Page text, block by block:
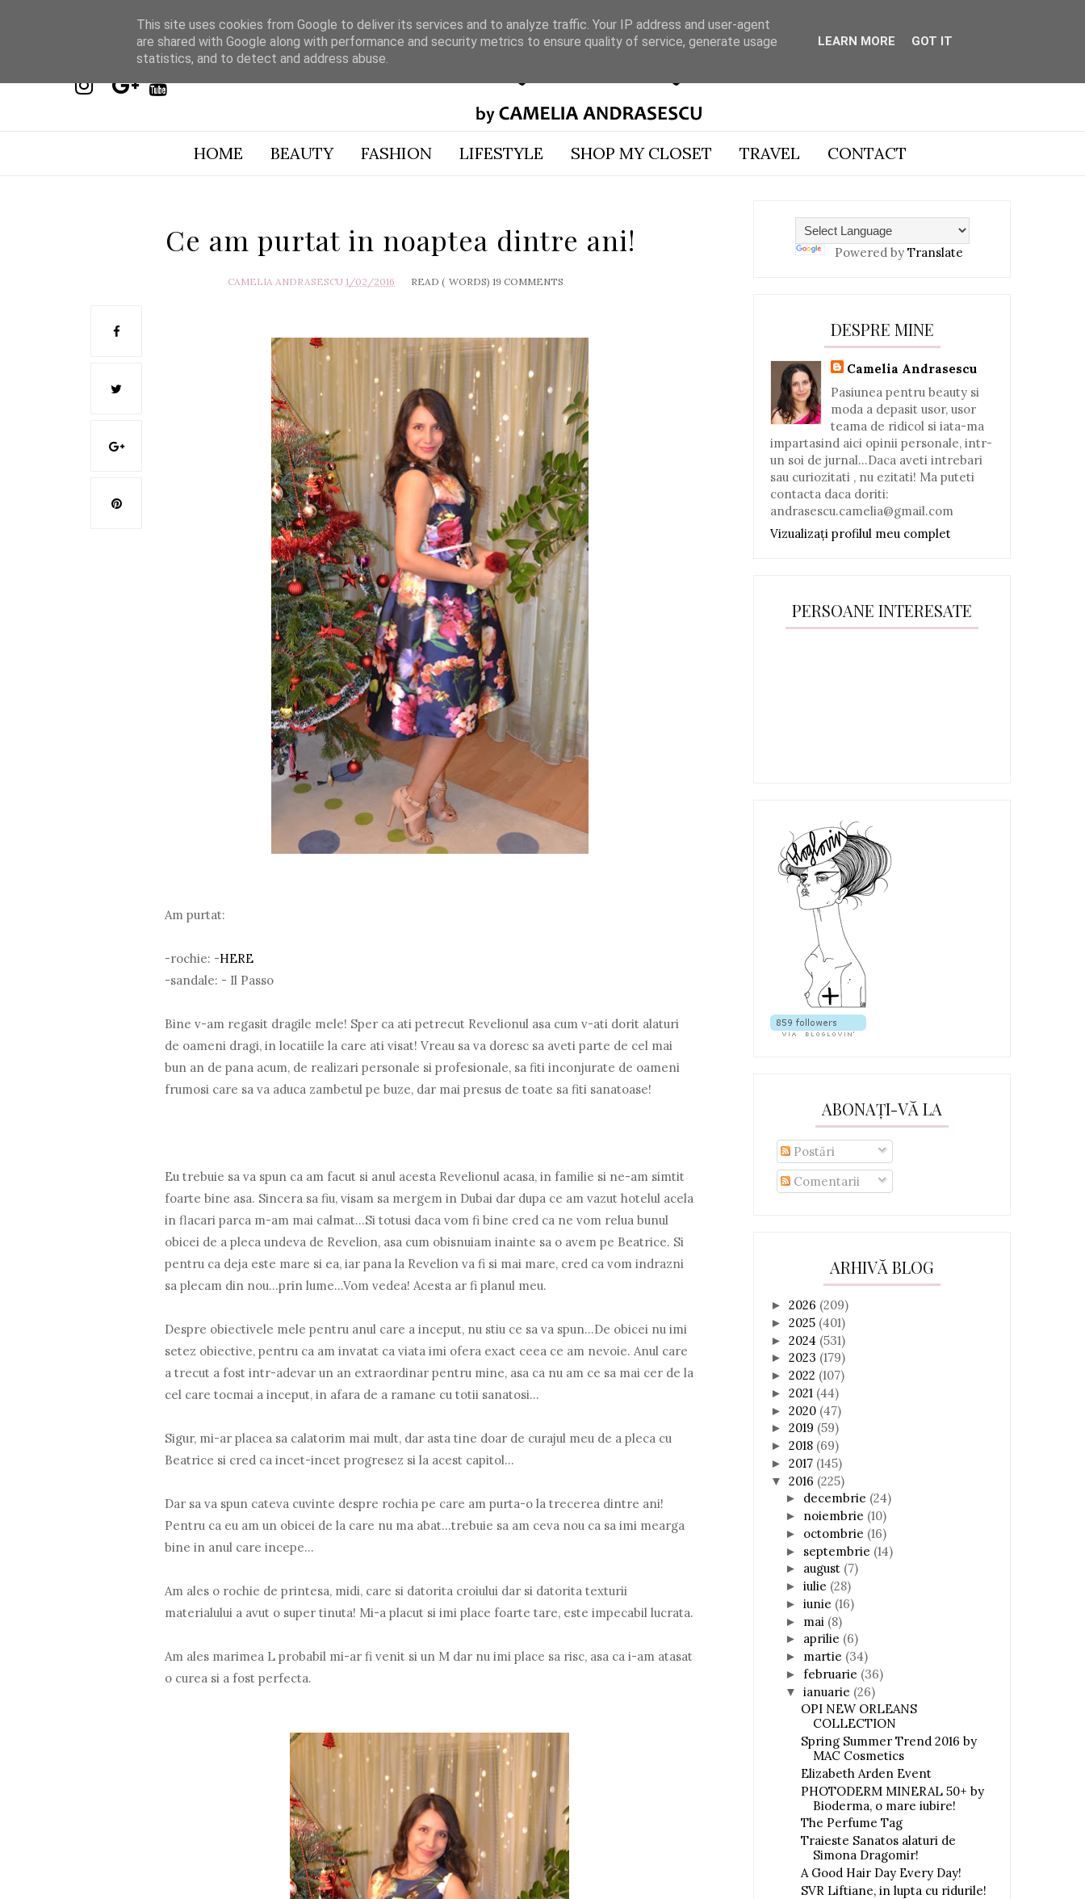
HOME BEAUTY FASHION LIFESTYLE SHOP MY CLOSET TRAVEL CONTACT
Ce am purtat in noaptea dintre ani!
CAMELIA ANDRASESCU 1/02/2016 READ ( WORDS) 19 COMMENTS
Am purtat:
-rochie: -HERE
-sandale: - Il Passo
Bine v-am regasit dragile mele! Sper ca ati petrecut Revelionul asa cum v-ati dorit alaturi
de oameni dragi, in locatiile la care ati visat! Vreau sa va doresc sa aveti parte de cel mai
bun an de pana acum, de realizari personale si profesionale, sa fiti inconjurate de oameni
frumosi care sa va aduca zambetul pe buze, dar mai presus de toate sa fiti sanatoase!
Eu trebuie sa va spun ca am facut si anul acesta Revelionul acasa, in familie si ne-am simtit
foarte bine asa. Sincera sa fiu, visam sa mergem in Dubai dar dupa ce am vazut hotelul acela
in flacari parca m-am mai calmat...Si totusi daca vom fi bine cred ca ne vom relua bunul
obicei de a pleca undeva de Revelion, asa cum obisnuiam inainte sa o avem pe Beatrice. Si
pentru ca deja este mare si ea, iar pana la Revelion va fi si mai mare, cred ca vom indrazni
sa plecam din nou...prin lume...Vom vedea! Acesta ar fi planul meu.
Despre obiectivele mele pentru anul care a inceput, nu stiu ce sa va spun...De obicei nu imi
setez obiective, pentru ca am invatat ca viata imi ofera exact ceea ce am nevoie. Anul care
a trecut a fost intr-adevar un an extraordinar pentru mine, asa ca nu am ce sa mai cer de la
cel care tocmai a inceput, in afara de a ramane cu totii sanatosi...
Sigur, mi-ar placea sa calatorim mai mult, dar asta tine doar de curajul meu de a pleca cu
Beatrice si cred ca incet-incet progresez si la acest capitol...
Dar sa va spun cateva cuvinte despre rochia pe care am purta-o la trecerea dintre ani!
Pentru ca eu am un obicei de la care nu ma abat...trebuie sa am ceva nou ca sa imi mearga
bine in anul care incepe...
Am ales o rochie de printesa, midi, care si datorita croiului dar si datorita texturii
materialului a avut o super tinuta! Mi-a placut si imi place foarte tare, este impecabil lucrata.
Am ales marimea L probabil mi-ar fi venit si un M dar nu imi place sa risc, asa ca i-am atasat
o curea si a fost perfecta.
Powered by Translate
DESPRE MINE
Camelia Andrasescu
Pasiunea pentru beauty si
moda a depasit usor, usor
teama de ridicol si iata-ma
impartasind aici opinii personale, intr-
un soi de jurnal...Daca aveti intrebari
sau curiozitati , nu ezitati! Ma puteti
contacta daca doriti:
andrasescu.camelia@gmail.com
Vizualizați profilul meu complet
PERSOANE INTERESATE
ABONAȚI-VĂ LA
Postări
Comentarii
ARHIVĂ BLOG
► 2026 (209)
► 2025 (401)
► 2024 (531)
► 2023 (179)
► 2022 (107)
► 2021 (44)
► 2020 (47)
► 2019 (59)
► 2018 (69)
► 2017 (145)
▼ 2016 (225)
► decembrie (24)
► noiembrie (10)
► octombrie (16)
► septembrie (14)
► august (7)
► iulie (28)
► iunie (16)
► mai (8)
► aprilie (6)
► martie (34)
► februarie (36)
▼ ianuarie (26)
OPI NEW ORLEANS
COLLECTION
Spring Summer Trend 2016 by
MAC Cosmetics
Elizabeth Arden Event
PHOTODERM MINERAL 50+ by
Bioderma, o mare iubire!
The Perfume Tag
Traieste Sanatos alaturi de
Simona Dragomir!
A Good Hair Day Every Day!
SVR Liftiane, in lupta cu ridurile!
This site uses cookies from Google to deliver its services and to analyze traffic. Your IP address and user-agent
are shared with Google along with performance and security metrics to ensure quality of service, generate usage
statistics, and to detect and address abuse.
LEARN MORE GOT IT